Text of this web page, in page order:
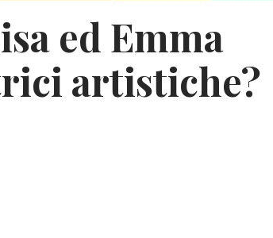
ed Emma
artistiche?